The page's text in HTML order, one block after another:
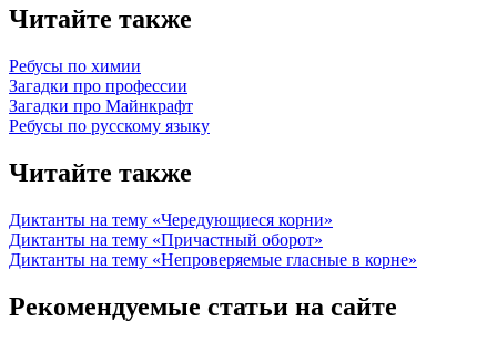
Читайте также
Ребусы по химии
Загадки про профессии
Загадки про Майнкрафт
Ребусы по русскому языку
Читайте также
Диктанты на тему «Чередующиеся корни»
Диктанты на тему «Причастный оборот»
Диктанты на тему «Непроверяемые гласные в корне»
Рекомендуемые статьи на сайте